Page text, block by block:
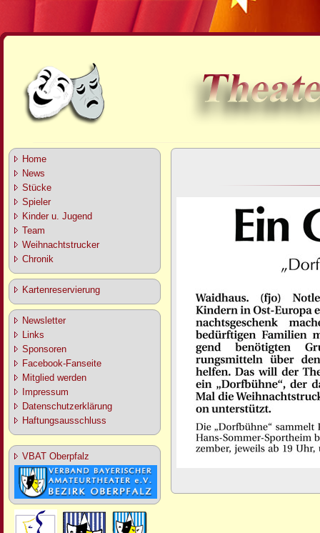
Home
News
Stücke
Spieler
Kinder u. Jugend
Team
Weihnachtstrucker
Chronik
Kartenreservierung
Newsletter
Links
Sponsoren
Facebook-Fanseite
Mitglied werden
Impressum
Datenschutzerklärung
Haftungsausschluss
VBAT Oberpfalz